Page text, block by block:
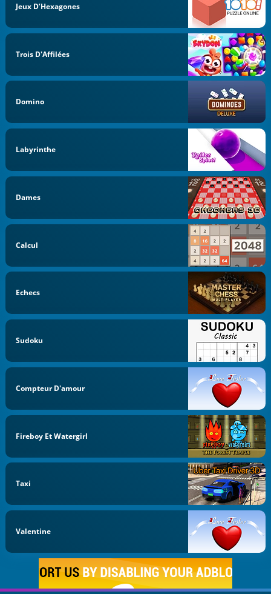
Jeux D’Hexagones
Trois D'Affilées
Domino
Labyrinthe
Dames
Calcul
Echecs
Sudoku
Compteur D'amour
Fireboy Et Watergirl
Taxi
Valentine